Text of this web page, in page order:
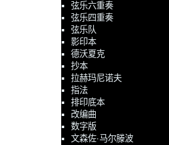
弦乐六重奏
弦乐四重奏
弦乐队
影印本
德沃夏克
抄本
拉赫玛尼诺夫
指法
排印底本
改编曲
数字版
文森佐·马尔滕波